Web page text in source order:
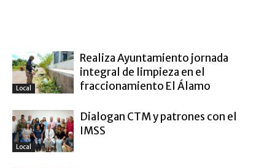
Local
Realiza Ayuntamiento jornada
integral de limpieza en el
fraccionamiento El Álamo
Local
Dialogan CTM y patrones con el
IMSS